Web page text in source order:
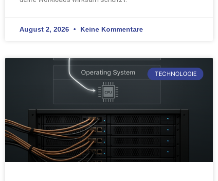
August 2, 2026 Keine Kommentare
TECHNOLOGIE